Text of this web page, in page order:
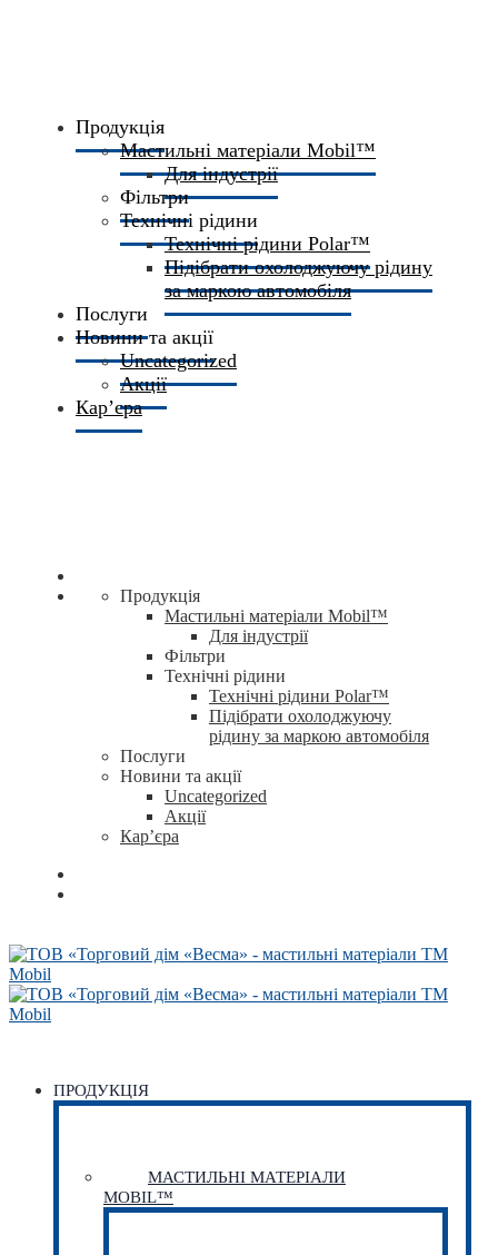
Продукція
Мастильні матеріали Mobil™
Для індустрії
Фільтри
Технічні рідини
Технічні рідини Polar™
Підібрати охолоджуючу рідину
за маркою автомобіля
Послуги
Новини та акції
Uncategorized
Акції
Кар’єра
Продукція
Мастильні матеріали Mobil™
Для індустрії
Фільтри
Технічні рідини
Технічні рідини Polar™
Підібрати охолоджуючу
рідину за маркою автомобіля
Послуги
Новини та акції
Uncategorized
Акції
Кар’єра
ПРОДУКЦІЯ
МАСТИЛЬНІ МАТЕРІАЛИ
MOBIL™